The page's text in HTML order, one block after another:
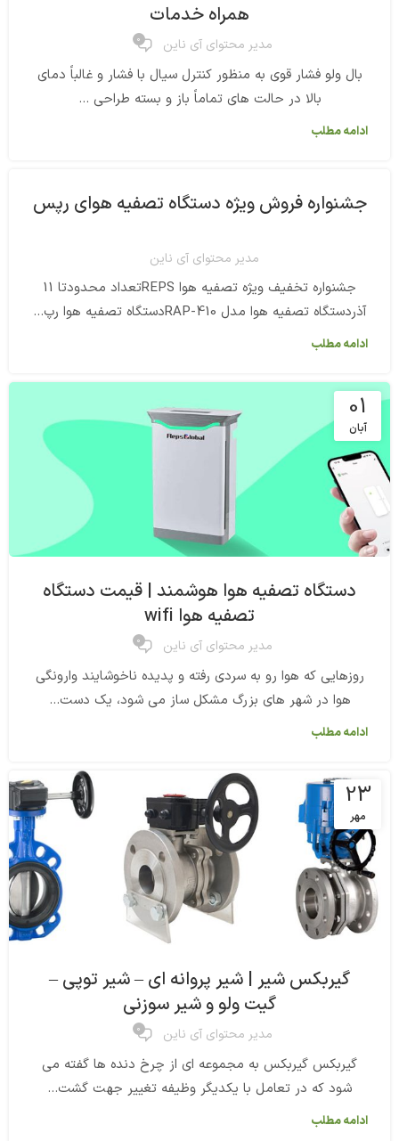
همراه خدمات
مدیر محتوای آی ناین 0
بال ولو فشار قوی به منظور کنترل سیال با فشار و غالباً دمای
بالا در حالت های تماماً باز و بسته طراحی ...
ادامه مطلب
جشنواره فروش ویژه دستگاه تصفیه هوای رپس
مدیر محتوای آی ناین
جشنواره تخفیف ویژه تصفیه هوا REPSتعداد محدودتا 11
آذردستگاه تصفیه هوا مدل RAP-410دستگاه تصفیه هوا رپ...
ادامه مطلب
01
آبان
دستگاه تصفیه هوا هوشمند | قیمت دستگاه
تصفیه هوا wifi
مدیر محتوای آی ناین 0
روزهایی که هوا رو به سردی رفته و پدیده ناخوشایند وارونگی
هوا در شهر های بزرگ مشکل ساز می شود، یک دست...
ادامه مطلب
23
مهر
گیربکس شیر | شیر پروانه ای – شیر توپی –
گیت ولو و شیر سوزنی
مدیر محتوای آی ناین 0
گیربکس گیربکس به مجموعه ای از چرخ دنده ها گفته می
شود که در تعامل با یکدیگر وظیفه تغییر جهت گشت...
ادامه مطلب